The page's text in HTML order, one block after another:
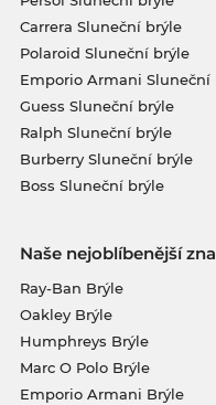
Carrera Sluneční brýle
Polaroid Sluneční brýle
Emporio Armani Sluneční
Guess Sluneční brýle
Ralph Sluneční brýle
Burberry Sluneční brýle
Boss Sluneční brýle
Naše nejoblíbenější
Ray-Ban Brýle
Oakley Brýle
Humphreys Brýle
Marc O Polo Brýle
Emporio Armani Brýle